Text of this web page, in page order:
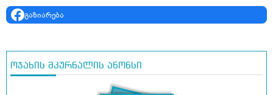
გაზიარება
ოჯახის მკურნალის ანონსი